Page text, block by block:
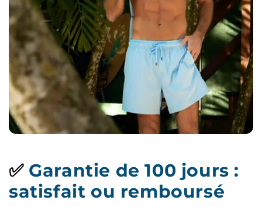
✅ Garantie de 100 jours :
satisfait ou remboursé